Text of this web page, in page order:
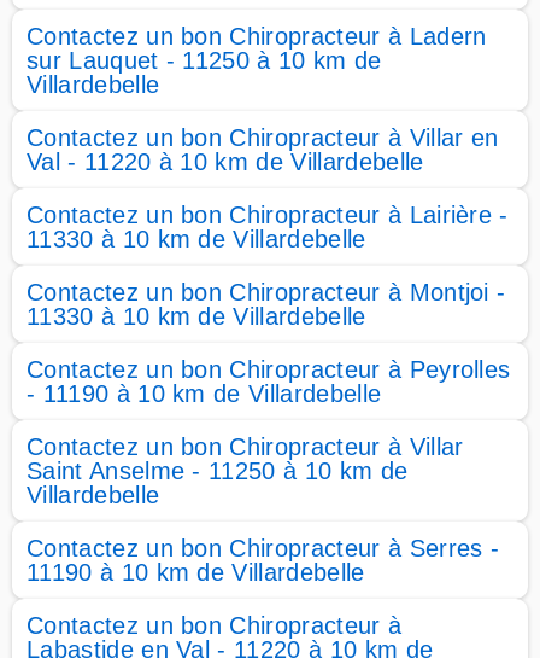
Contactez un bon Chiropracteur à Ladern
sur Lauquet - 11250 à 10 km de
Villardebelle
Contactez un bon Chiropracteur à Villar en
Val - 11220 à 10 km de Villardebelle
Contactez un bon Chiropracteur à Lairière -
11330 à 10 km de Villardebelle
Contactez un bon Chiropracteur à Montjoi -
11330 à 10 km de Villardebelle
Contactez un bon Chiropracteur à Peyrolles
- 11190 à 10 km de Villardebelle
Contactez un bon Chiropracteur à Villar
Saint Anselme - 11250 à 10 km de
Villardebelle
Contactez un bon Chiropracteur à Serres -
11190 à 10 km de Villardebelle
Contactez un bon Chiropracteur à
Labastide en Val - 11220 à 10 km de